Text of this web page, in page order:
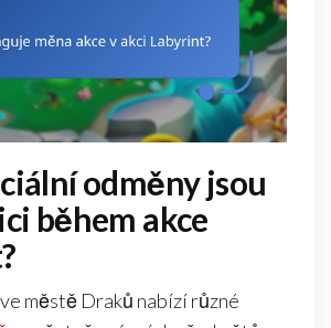
odměny jsou
během akce
městě Draků nabízí různé